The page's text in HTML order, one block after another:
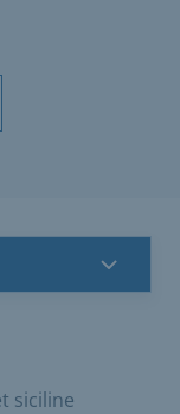
siciline